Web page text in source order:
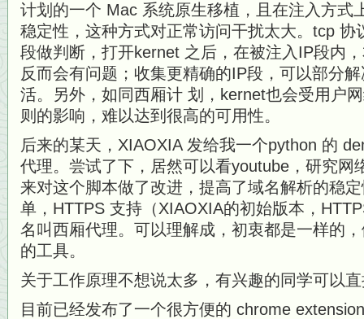
计划的一个 Mac 系统原生移植，且在注入方式
稳定性，这种方式对正常访问干扰太大。tcp 协
段做判断，打开kernet 之后，在被注入IP段内
反而会有问题；收集更精确的IP段，可以部分
活。另外，如同西厢计 划，kernet也会受用户
则的影响，难以达到很高的可用性。
后来的某天，XIAOXIA 发给我一个python 的
代理。尝试了下，居然可以看youtube，研究网
来对这个脚本做了改进，提高了域名解析的稳
单，HTTPS 支持（XIAOXIA的初始版本，
名叫西厢代理。可以理解成，初衷都是一样的
的工具。
关于工作原理不想说太多，有兴趣的同学可以
目前已经发布了一个很方便的 chrome